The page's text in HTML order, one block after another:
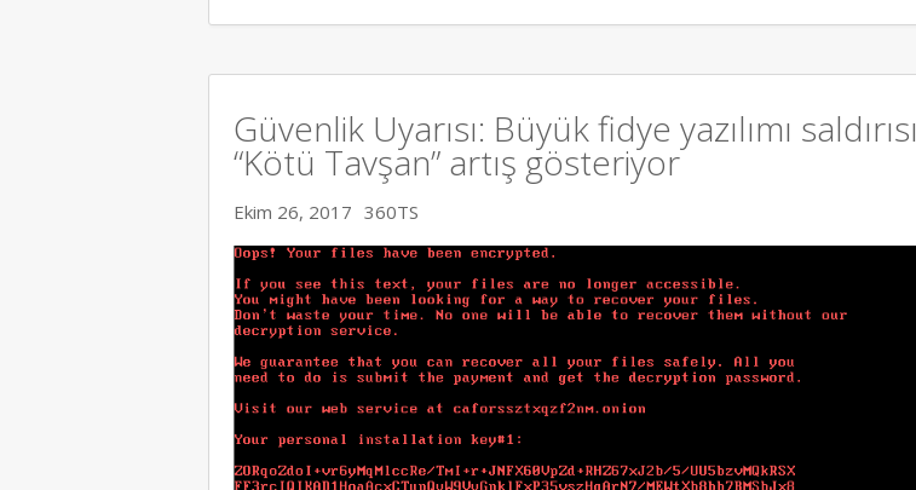
Güvenlik Uyarısı: Büyük fidye yazılımı saldırısı
“Kötü Tavşan” artış gösteriyor
Ekim 26, 2017 360TS